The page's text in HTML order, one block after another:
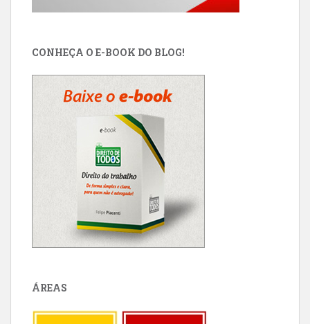
CONHEÇA O E-BOOK DO BLOG!
ÁREAS